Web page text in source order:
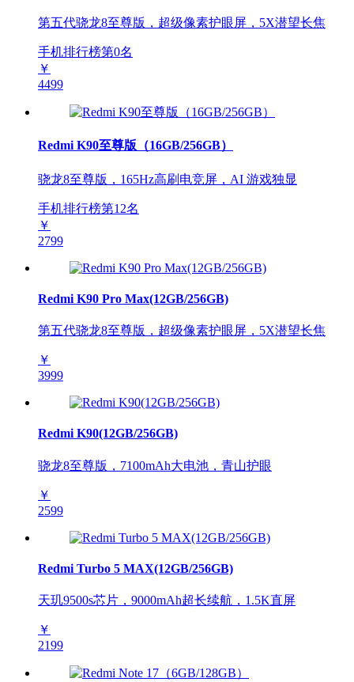
第五代骁龙8至尊版，超级像素护眼屏，5X潜望长焦
手机排行榜第0名
￥
4499
Redmi K90至尊版（16GB/256GB）
骁龙8至尊版，165Hz高刷电竞屏，AI 游戏独显
手机排行榜第12名
￥
2799
Redmi K90 Pro Max(12GB/256GB)
第五代骁龙8至尊版，超级像素护眼屏，5X潜望长焦
￥
3999
Redmi K90(12GB/256GB)
骁龙8至尊版，7100mAh大电池，青山护眼
￥
2599
Redmi Turbo 5 MAX(12GB/256GB)
天玑9500s芯片，9000mAh超长续航，1.5K直屏
￥
2199